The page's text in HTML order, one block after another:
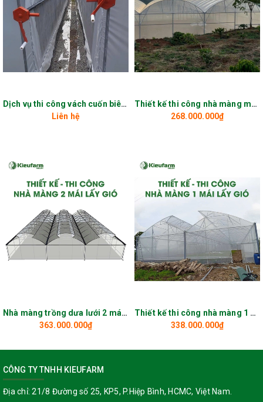
Dịch vụ thi công vách cuốn biên nhà màng
Liên hệ
Thiết kế thi công nhà màng mái vòm
268.000.000₫
Nhà màng trồng dưa lưới 2 mái lấy gió
363.000.000₫
Thiết kế thi công nhà màng 1 mái lấy gió_KIEUFARM
338.000.000₫
CÔNG TY TNHH KIEUFARM
Địa chỉ: 21/8 Đường số 25, KP5, P.Hiệp Bình, HCMC, Việt Nam.